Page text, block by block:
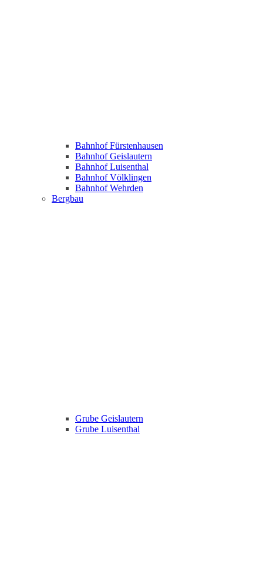
Bahnhof Fürstenhausen
Bahnhof Geislautern
Bahnhof Luisenthal
Bahnhof Völklingen
Bahnhof Wehrden
Bergbau
Grube Geislautern
Grube Luisenthal